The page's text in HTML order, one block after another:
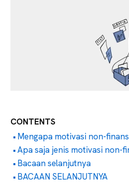
CONTENTS
Mengapa motivasi non-
Apa saja jenis motivasi non-
Bacaan selanjutnya
BACAAN SELANJUTNYA